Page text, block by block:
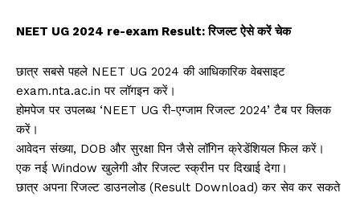
NEET UG 2024 re-exam Result: रिजल्ट ऐसे करें चेक
छात्र सबसे पहले NEET UG 2024 की आधिकारिक वेबसाइट
exam.nta.ac.in पर लॉगइन करें।
होमपेज पर उपलब्ध ‘NEET UG री-एग्जाम रिजल्ट 2024’ टैब पर क्लिक
करें।
आवेदन संख्या, DOB और सुरक्षा पिन जैसे लॉगिन क्रेडेंशियल फिल करें।
एक नई Window खुलेगी और रिजल्ट स्क्रीन पर दिखाई देगा।
छात्र अपना रिजल्ट डाउनलोड (Result Download) कर सेव कर सकते